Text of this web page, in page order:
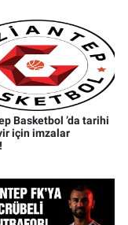
Basketbol ’da tarihi
için imzalar